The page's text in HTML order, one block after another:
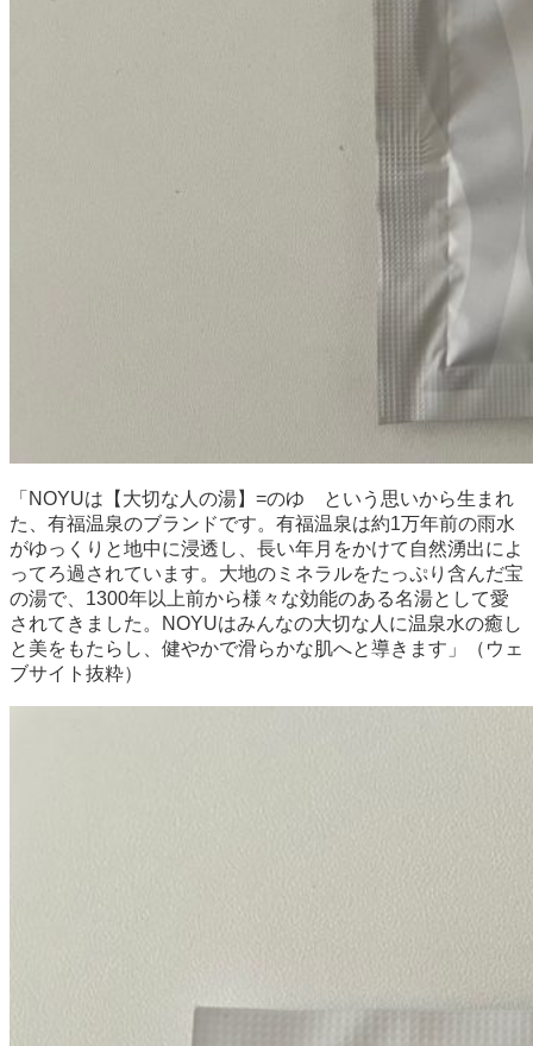
「NOYUは【大切な人の湯】=のゆ という思いから生まれ
た、有福温泉のブランドです。有福温泉は約1万年前の雨水
がゆっくりと地中に浸透し、⻑い年月をかけて自然湧出によ
ってろ過されています。大地のミネラルをたっぷり含んだ宝
の湯で、1300年以上前から様々な効能のある名湯として愛
されてきました。NOYUはみんなの大切な人に温泉水の癒し
と美をもたらし、健やかで滑らかな肌へと導きます」（ウェ
ブサイト抜粋）